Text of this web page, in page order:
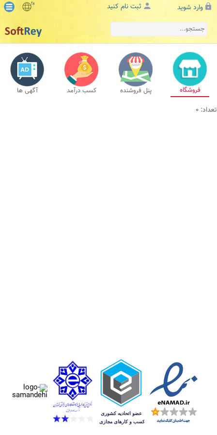
وارد شوید ثبت نام کنید fa
فروشگاه پنل فروشنده کسب درآمد آگهی ها
تعداد: 0